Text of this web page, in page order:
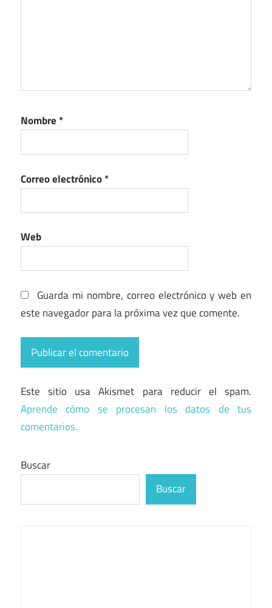
Nombre *
Correo electrónico*
Web
Guarda mi nombre, correo electrónico y web en
este navegador para la próxima vez que comente.
Este sitio usa Akismet para reducir el spam.
Aprende cómo se procesan los datos de tus
comentarios.
Buscar
Buscar